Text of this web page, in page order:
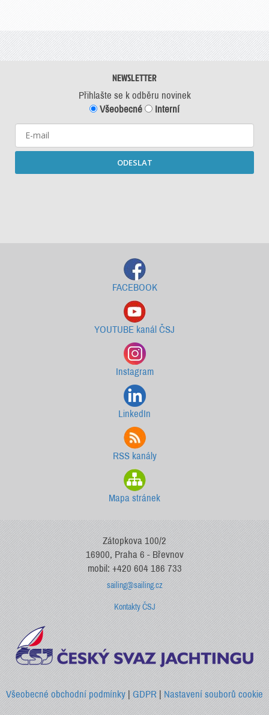
NEWSLETTER
Přihlašte se k odběru novinek
Všeobecné
Interní
ODESLAT
FACEBOOK
YOUTUBE kanál ČSJ
Instagram
LinkedIn
RSS kanály
Mapa stránek
Zátopkova 100/2
16900, Praha 6 - Břevnov
mobil: +420 604 186 733
sailing@sailing.cz
Kontakty ČSJ
Všeobecné obchodní podmínky | GDPR|Nastavení souborů cookie